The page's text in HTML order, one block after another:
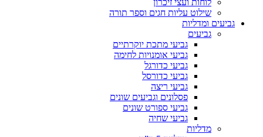
לוחות ועצי זיכרון
שילוט עליות חגים וספר תורה
גביעים ומדליות
גביעים
גביעי מתכת יוקרתיים
גביעי אומנויות לחימה
גביעי כדורגל
גביעי כדורסל
גביעי ריצה
פסלונים וגביעים שונים
גביעי ספורט שונים
גביעי שחיה
מדליות